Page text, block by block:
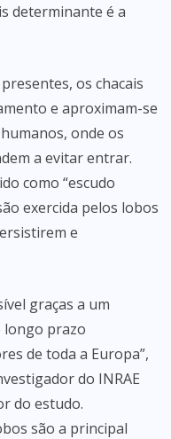
determinante é a
os chacais
e aproximam-se
onde os
a evitar entrar.
como “escudo
exercida pelos lobos
e
graças a um
longo prazo
de toda a Europa”,
do INRAE
do estudo.
são a principal